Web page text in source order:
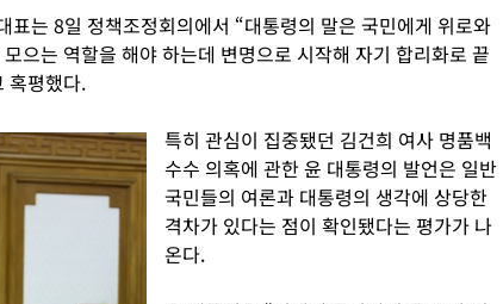
표는 8일 정책조정회의에서 “대통령의 말은 국민에게 위로와
으는 역할을 해야 하는데 변명으로 시작해 자기 합리화로 끝
혹평했다.
특히 관심이 집중됐던 김건희 여사 명품백
수수 의혹에 관한 윤 대통령의 발언은 일반
국민들의 여론과 대통령의 생각에 상당한
격차가 있다는 점이 확인됐다는 평가가 나
온다.